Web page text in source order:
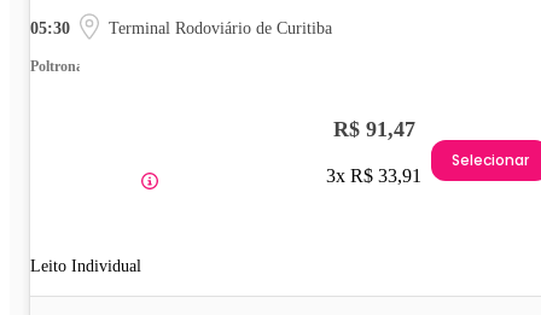
05:30 Terminal Rodoviário de Curitiba
Poltrona
Leito Individual
R$ 91,47
3x R$ 33,91
Selecionar